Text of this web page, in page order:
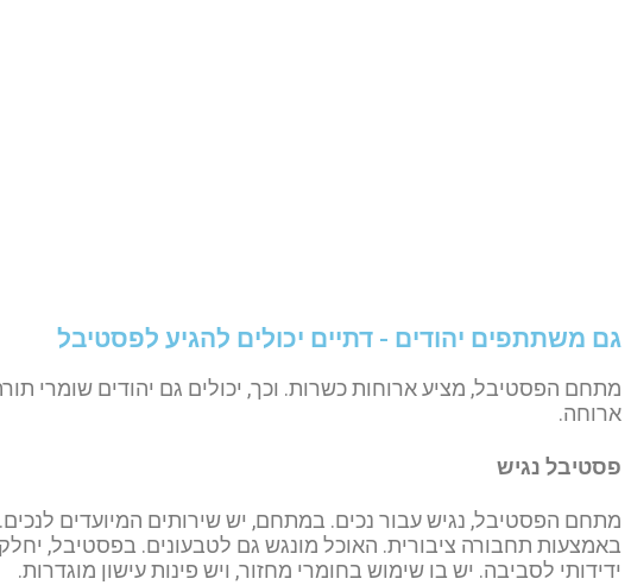
גם משתתפים יהודים - דתיים יכולים להגיע לפסטיבל
מתחם הפסטיבל, מציע ארוחות כשרות. וכך, יכולים גם יהודים שומרי
ארוחה.
פסטיבל נגיש
מתחם הפסטיבל, נגיש עבור נכים. במתחם, יש שירותים המיועדים
באמצעות תחבורה ציבורית. האוכל מונגש גם לטבעונים. בפסטיבל,
ידידותי לסביבה. יש בו שימוש בחומרי מחזור, ויש פינות עישון מוגדרות.